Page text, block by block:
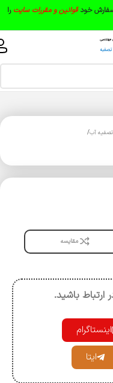
سفارش خودقوانین و مقررات سایت را
آب
مقایسه
ارتباط باشید.
اینستاگرام
ایتا